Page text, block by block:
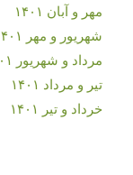
مهر و آبان ۱۴۰۱
شهریور و مهر ۱۴۰۱
مرداد و شهریور ۱۴۰۱
تیر و مرداد ۱۴۰۱
خرداد و تیر ۱۴۰۱